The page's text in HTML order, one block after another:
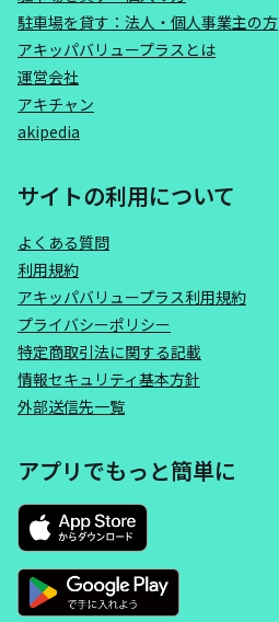
駐車場を貸す：法人・個人事業主の方
アキッパバリュープラスとは
運営会社
アキチャン
akipedia
サイトの利用について
よくある質問
利用規約
アキッパバリュープラス利用規約
プライバシーポリシー
特定商取引法に関する記載
情報セキュリティ基本方針
外部送信先一覧
アプリでもっと簡単に